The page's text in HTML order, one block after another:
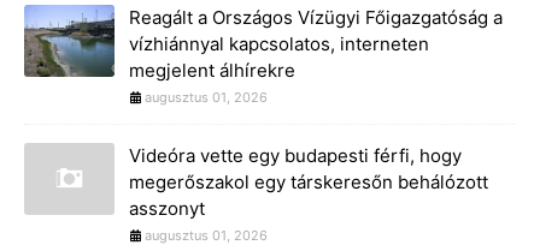
Reagált a Országos Vízügyi Főigazgatóság a
vízhiánnyal kapcsolatos, interneten
megjelent álhírekre
augusztus 01, 2026
Videóra vette egy budapesti férfi, hogy
megerőszakol egy társkeresőn behálózott
asszonyt
augusztus 01, 2026